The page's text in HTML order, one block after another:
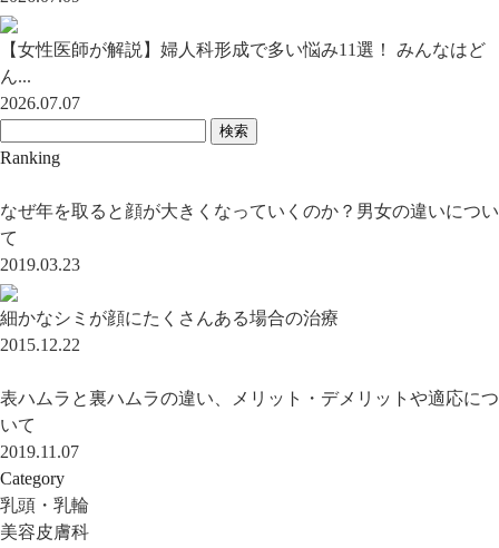
【女性医師が解説】婦人科形成で多い悩み11選！ みんなはど
ん...
2026.07.07
検索
Ranking
なぜ年を取ると顔が大きくなっていくのか？男女の違いについ
て
2019.03.23
細かなシミが顔にたくさんある場合の治療
2015.12.22
表ハムラと裏ハムラの違い、メリット・デメリットや適応につ
いて
2019.11.07
Category
乳頭・乳輪
美容皮膚科